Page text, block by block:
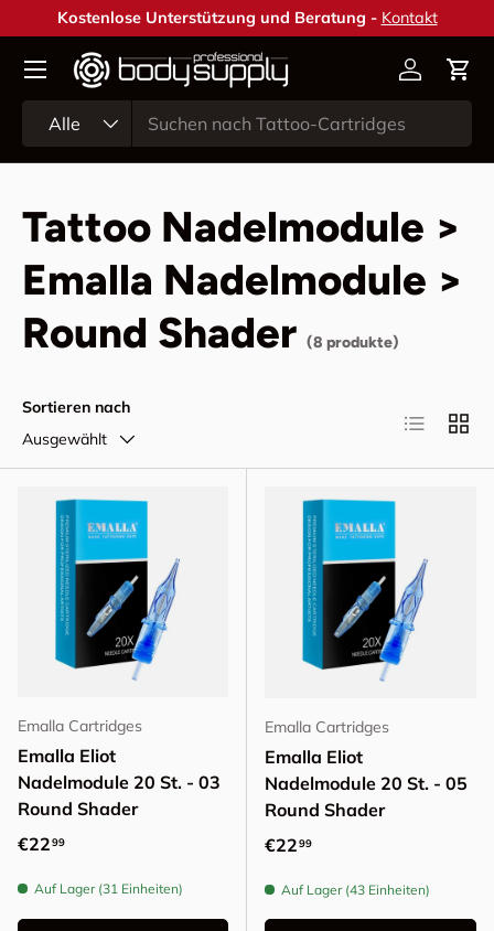
Direkt zum Inhalt
Kostenlose Unterstützung und Beratung - Kontakt
Alle
Konto
Tattoo Nadelmodule >
Emalla Nadelmodule >
Round Shader (8 produkte)
Sortieren nach
Ausgewählt
Emalla Cartridges
Emalla Eliot
Nadelmodule 20 St. - 03
Round Shader
Normaler Preis
€2299
Auf Lager (31 Einheiten)
Emalla Cartridges
Emalla Eliot
Nadelmodule 20 St. - 05
Round Shader
Normaler Preis
€2299
Auf Lager (43 Einheiten)